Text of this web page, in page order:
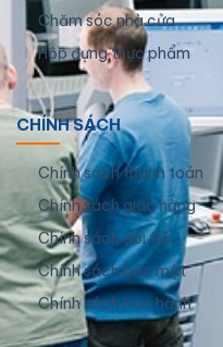
Chăm sóc nhà cửa
Hộp đựng thực phẩm
CHÍNH SÁCH
Chính sách thanh toán
Chính sách giao hàng
Chính sách đổi trả
Chính sách bảo mật
Chính sách bảo hành